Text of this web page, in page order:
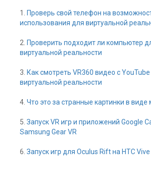
1.
Проверь свой телефон на
использования для виртуальной
2. Проверить подходит ли компьютер
виртуальной реальности
3. Как смотреть VR360 видео с
виртуальной реальности
4. Что это за странные картинки в виде
5. Запуск VR игр и приложений Google
Samsung Gear VR
6. Запуск игр для Oculus Rift на HTC Vive